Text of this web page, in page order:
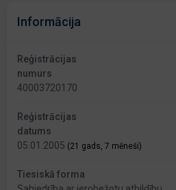
Informācija
Reģistrācijas
numurs
40003720170
Reģistrācijas
datums
05.01.2005 (21 gads, 7 mēneši)
Tiesiskā forma